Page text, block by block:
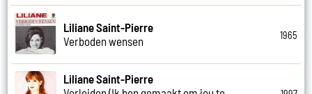
Liliane Saint-Pierre
Verboden wensen
1965
Liliane Saint-Pierre